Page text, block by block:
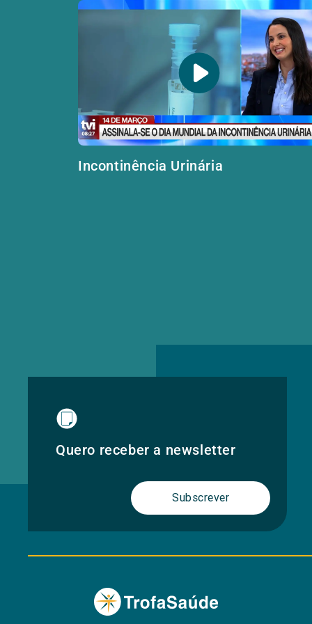
Incontinência Urinária
Quero receber a newsletter
Subscrever